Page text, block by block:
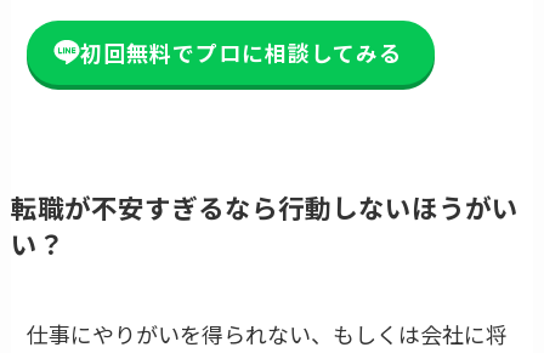
初回無料でプロに相談してみる
転職が不安すぎるなら行動しないほうがい
い？
仕事にやりがいを得られない、もしくは会社に将